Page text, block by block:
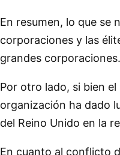
En resumen, lo que se
corporaciones y las
grandes
Por otro lado, si bien
organización ha dado
del Reino Unido en la
En cuanto al conflicto